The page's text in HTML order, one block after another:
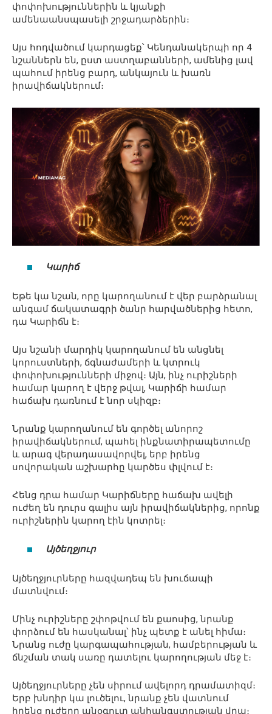
փոփոխություններին և կյանքի
ամենաանսպասելի շրջադարձերին։
Այս հոդվածում կարդացեք՝ Կենդանակերպի որ 4
նշաններն են, ըստ աստղաբանների, ամենից լավ
պահում իրենց բարդ, անկայուն և խառն
իրավիճակներում։
Կարիճ
Եթե կա նշան, որը կարողանում է վեր բարձրանալ
անգամ ճակատագրի ծանր հարվածներից հետո,
դա Կարիճն է։
Այս նշանի մարդիկ կարողանում են անցնել
կորուստների, ճգնաժամերի և կտրուկ
փոփոխությունների միջով։ Այն, ինչ ուրիշների
համար կարող է վերջ թվալ, Կարիճի համար
հաճախ դառնում է նոր սկիզբ։
Նրանք կարողանում են գործել անորոշ
իրավիճակներում, պահել ինքնատիրապետումը
և արագ վերադասավորվել, երբ իրենց
սովորական աշխարհը կարծես փլվում է։
Հենց դրա համար Կարիճները հաճախ ավելի
ուժեղ են դուրս գալիս այն իրավիճակներից, որոնք
ուրիշներին կարող էին կոտրել։
Այծեղջյուր
Այծեղջյուրները հազվադեպ են խուճապի
մատնվում։
Մինչ ուրիշները շփոթվում են քաոսից, նրանք
փորձում են հասկանալ՝ ինչ պետք է անել հիմա։
Նրանց ուժը կարգապահության, համբերության և
ճնշման տակ սառը դատելու կարողության մեջ է։
Այծեղջյուրները չեն սիրում ավելորդ դրամատիզմ։
Երբ խնդիր կա լուծելու, նրանք չեն վատնում
իրենց ուժերը անօգուտ անհանգստության վրա։